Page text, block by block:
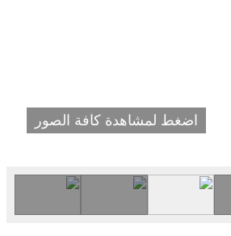
اضغط لمشاهدة كافة الصور